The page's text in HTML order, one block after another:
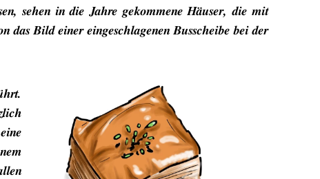
sehen in die Jahre gekommene Häuser, die mit
Bild einer eingeschlagenen Busscheibe bei der